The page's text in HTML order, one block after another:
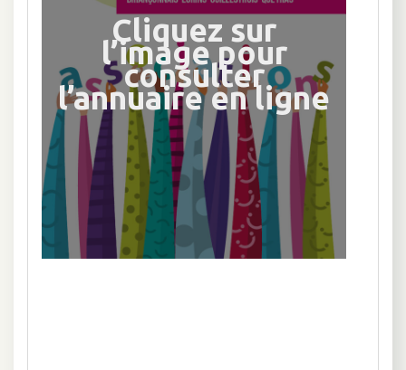
Cliquez sur
l’image pour
consulter
l’annuaire en ligne